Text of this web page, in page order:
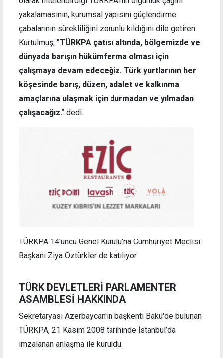
yakalamasının, kurumsal yapısını güçlendirme
çabalarının sürekliliğini zorunlu kıldığını dile getiren
Kurtulmuş, "TÜRKPA çatısı altında, bölgemizde ve
dünyada barışın hükümferma olması için
çalışmaya devam edeceğiz. Türk yurtlarının her
köşesinde barış, düzen, adalet ve kalkınma
amaçlarına ulaşmak için durmadan ve yılmadan
çalışacağız." dedi.
TÜRKPA 14'üncü Genel Kurulu'na Cumhuriyet Meclisi
Başkanı Ziya Öztürkler de katılıyor.
TÜRK DEVLETLERİ PARLAMENTER
ASAMBLESİ HAKKINDA
Sekretaryası Azerbaycan'ın başkenti Bakü'de bulunan
TÜRKPA, 21 Kasım 2008 tarihinde İstanbul’da
imzalanan anlaşma ile kuruldu.